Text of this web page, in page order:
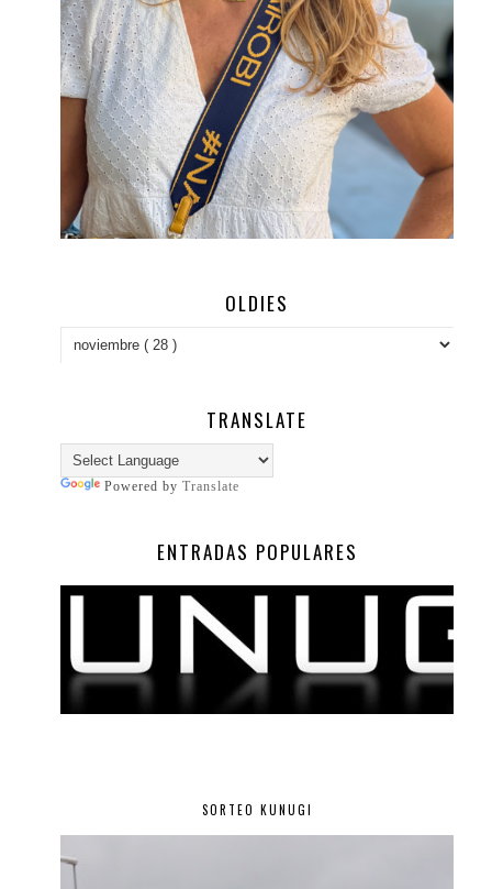
OLDIES
TRANSLATE
Powered by Translate
ENTRADAS POPULARES
SORTEO KUNUGI